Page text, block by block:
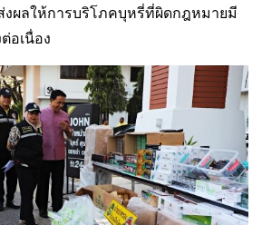
งผลให้การบริโภคบุหรี่ที่ผิดกฎหมายมี
อเนื่อง